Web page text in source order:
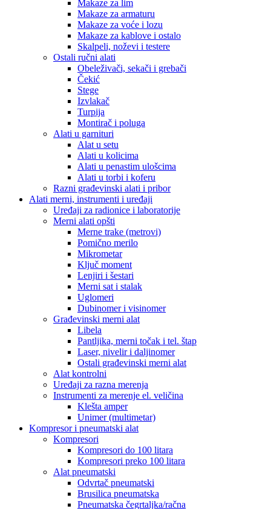
Makaze za lim
Makaze za armaturu
Makaze za voće i lozu
Makaze za kablove i ostalo
Skalpeli, noževi i testere
Ostali ručni alati
Obeleživači, sekači i grebači
Čekić
Stege
Izvlakač
Turpija
Montirač i poluga
Alati u garnituri
Alat u setu
Alati u kolicima
Alati u penastim ulošcima
Alati u torbi i koferu
Razni građevinski alati i pribor
Alati merni, instrumenti i uređaji
Uređaji za radionice i laboratorije
Merni alati opšti
Merne trake (metrovi)
Pomično merilo
Mikrometar
Ključ moment
Lenjiri i šestari
Merni sat i stalak
Uglomeri
Dubinomer i visinomer
Građevinski merni alat
Libela
Pantljika, merni točak i tel. štap
Laser, nivelir i daljinomer
Ostali građevinski merni alat
Alat kontrolni
Uređaji za razna merenja
Instrumenti za merenje el. veličina
Klešta amper
Unimer (multimetar)
Kompresor i pneumatski alat
Kompresori
Kompresori do 100 litara
Kompresori preko 100 litara
Alat pneumatski
Odvrtač pneumatski
Brusilica pneumatska
Pneumatska čegrtaljka/račna